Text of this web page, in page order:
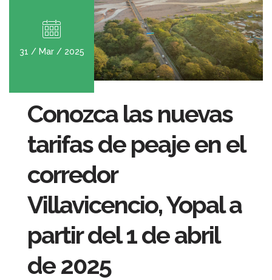
31 / Mar / 2025
Conozca las nuevas
tarifas de peaje en el
corredor
Villavicencio, Yopal a
partir del 1 de abril
de 2025